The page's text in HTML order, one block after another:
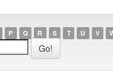
P Q R S T U V